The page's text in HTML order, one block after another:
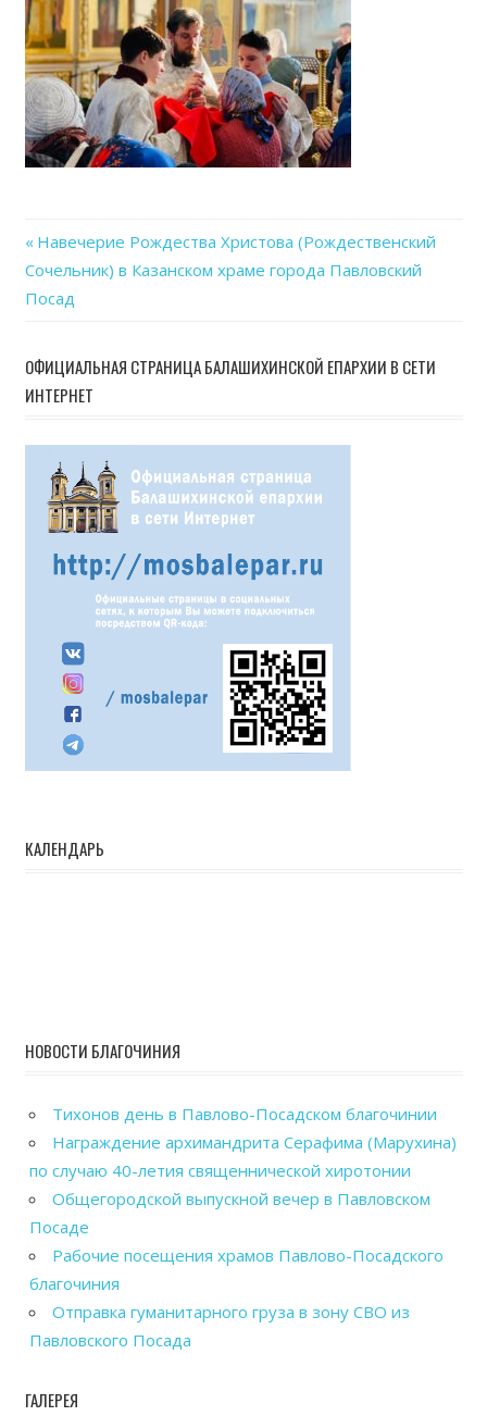
Навигация
по
записям
Previous
Post:
Навечерие Рождества Христова (Рождественский
Сочельник) в Казанском храме города Павловский
Посад
ОФИЦИАЛЬНАЯ СТРАНИЦА БАЛАШИХИНСКОЙ ЕПАРХИИ В СЕТИ
ИНТЕРНЕТ
КАЛЕНДАРЬ
НОВОСТИ БЛАГОЧИНИЯ
Тихонов день в Павлово-Посадском благочинии
Награждение архимандрита Серафима (Марухина)
по случаю 40-летия священнической хиротонии
Общегородской выпускной вечер в Павловском
Посаде
Рабочие посещения храмов Павлово-Посадского
благочиния
Отправка гуманитарного груза в зону СВО из
Павловского Посада
ГАЛЕРЕЯ